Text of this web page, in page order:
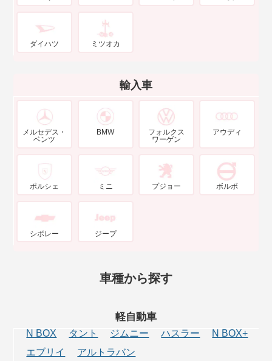
ダイハツ ミツオカ
輸入車
メルセデス・
ベンツ
BMW
フォルクス
ワーゲン
アウディ
ポルシェ ミニ プジョー ボルボ
シボレー ジープ
車種から探す
軽自動車
N BOX タント ジムニー ハスラー
N BOX+
エブリイ
アルトラバン